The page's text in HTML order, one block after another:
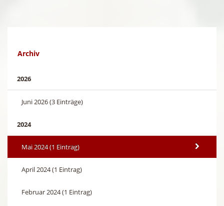
Archiv
2026
Juni 2026 (3 Einträge)
2024
Mai 2024 (1 Eintrag)
April 2024 (1 Eintrag)
Februar 2024 (1 Eintrag)